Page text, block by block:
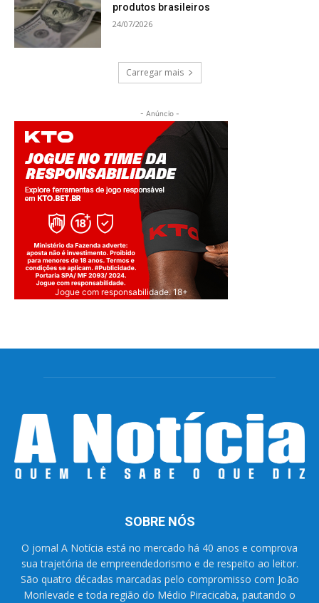
produtos brasileiros
24/07/2026
Carregar mais
- Anúncio -
Jogue com responsabilidade. 18+
SOBRE NÓS
O jornal A Notícia está no mercado há 40 anos e comprova
sua trajetória de empreendedorismo e de respeito ao leitor.
São quatro décadas marcadas pelo compromisso com João
Monlevade e toda região do Médio Piracicaba, pautando o